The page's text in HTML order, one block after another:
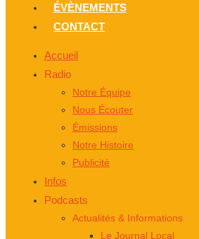
ÉVÈNEMENTS
CONTACT
Accueil
Radio
Notre Équipe
Nous Écouter
Émissions
Notre Histoire
Publicité
Infos
Podcasts
Actualités & Informations
Le Journal Local